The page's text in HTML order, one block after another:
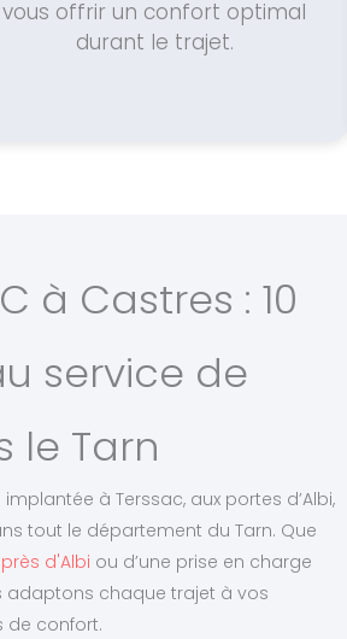
vous offrir un confort optimal
durant le trajet.
à Castres : 10
service de
le Tarn
à Terssac, aux portes d’Albi,
tout le département du Tarn. Que
d'Albi ou d’une prise en charge
adaptons chaque trajet à vos
de confort.